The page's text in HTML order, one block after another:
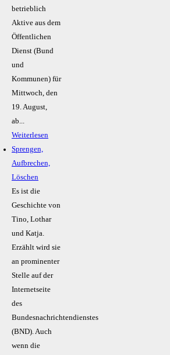
betrieblich
Aktive aus dem
Öffentlichen
Dienst (Bund
und
Kommunen) für
Mittwoch, den
19. August,
ab...
Weiterlesen
Sprengen,
Aufbrechen,
Löschen
Es ist die
Geschichte von
Tino, Lothar
und Katja.
Erzählt wird sie
an prominenter
Stelle auf der
Internetseite
des
Bundesnachrichtendienstes
(BND). Auch
wenn die